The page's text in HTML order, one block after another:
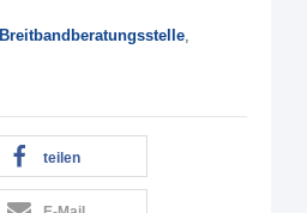
Breitbandberatungsstelle,
teilen